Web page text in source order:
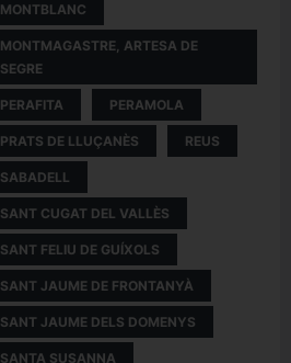
MONTBLANC
MONTMAGASTRE, ARTESA DE
SEGRE
PERAFITA PERAMOLA
PRATS DE LLUÇANÈS REUS
SABADELL
SANT CUGAT DEL VALLÈS
SANT FELIU DE GUÍXOLS
SANT JAUME DE FRONTANYÀ
SANT JAUME DELS DOMENYS
SANTA SUSANNA